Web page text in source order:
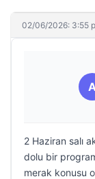
02/06/2026: 3:55
2 Haziran salı
dolu bir
merak konusu